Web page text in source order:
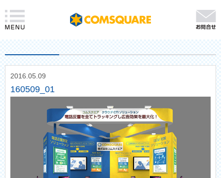
2016.05.09
160509_01